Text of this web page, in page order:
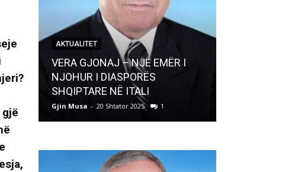
AKTUALITET
VERA GJONAJ – NJË EMËR I
NJOHUR I DIASPORËS
SHQIPTARE NË ITALI
Gjin Musa - 20 Shtator 2025 1